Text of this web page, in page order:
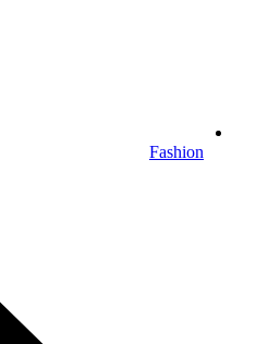
Fashion